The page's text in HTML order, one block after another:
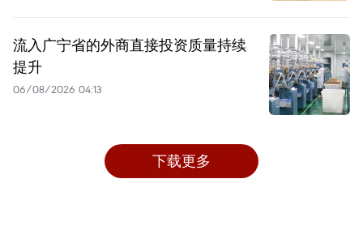
流入广宁省的外商直接投资质量持续
提升
06/08/2026 04:13
下载更多